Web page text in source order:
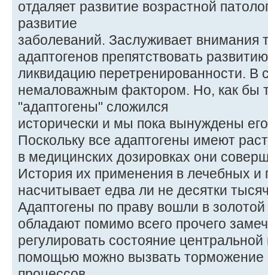
отдаляет развитие возрастной
развитие
заболеваний. Заслуживает внимания
адаптогенов препятствовать
ликвидацию перетренированности. В
немаловажным фактором. Но, как бы
"адаптогены" сложился
исторически и мы пока вынуждены
Поскольку все адаптогены имеют
в медицинских дозировках они
История их применения в лечебных и
насчитывает едва ли не десятки
Адаптогены по праву вошли в
обладают помимо всего прочего
регулировать состояние
помощью можно вызвать торможение